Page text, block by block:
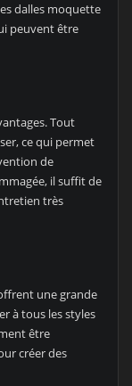
dalles moquette
peuvent être
Tout
ce qui permet
de
il suffit de
très
une grande
à tous les styles
être
créer des